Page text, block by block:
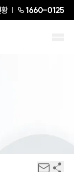
1660-0125